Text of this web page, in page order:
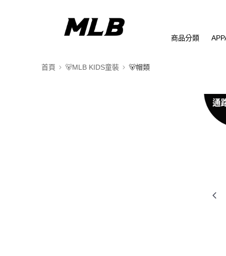
商品分類
首頁 🐻MLB KIDS童裝 🐻帽類